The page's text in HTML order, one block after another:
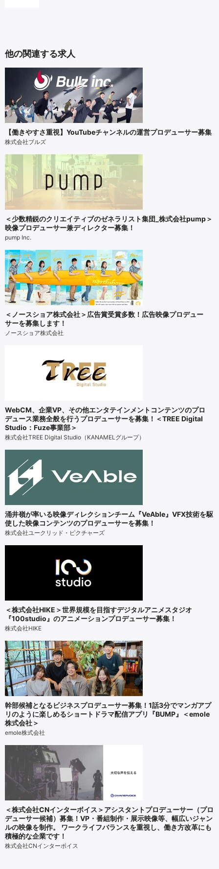
他の関連する求人
【働きやすさ重視】YouTubeチャンネルの運営プロデューサー募集
株式会社ブルズ
＜少数精鋭のクリエイティブのゼネラリスト集団_株式会社pump＞
映像プロデューサー兼ディレクター募集！
pump Inc.
＜ノースショア株式会社＞広告賞受賞多数！広告映像プロデュー
サーを募集します！
ノースショア株式会社
WebCM、企業VP、その他エンタテインメントコンテンツのプロ
デュース業務全般を行うプロデューサーを募集！＜TREE Digital
Studio：Fuze事業部＞
株式会社TREE Digital Studio（KANAMELグループ）
涌井嶺が率いる映像ディレクションチーム『VeAble』VFX技術を駆
使した映像コンテンツのプロデューサーを募集！
株式会社ユークリッド・ピクチャーズ
＜株式会社HIKE＞世界規模を目指すデジタルアニメスタジオ
『100studio』のアニメーションプロデューサー募集！
株式会社HIKE
幹部候補となるビジネスプロデューサー募集！1話3分でマンガアプ
リのように楽しめるショートドラマ配信アプリ『BUMP』＜emole
株式会社＞
emole株式会社
＜株式会社CNインターボイス＞アシスタントプロデューサー（プロ
デューサー候補）募集！VP・番組制作・展示映像等、幅広いジャン
ルの映像を制作。 ワークライフバランスを重視し、働き方改革にも
積極的な企業です！
株式会社CNインターボイス